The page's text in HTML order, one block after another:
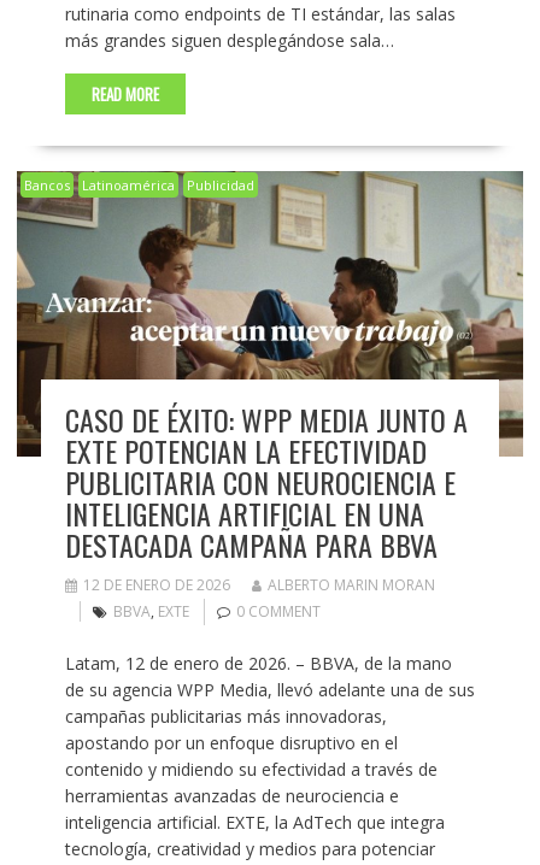
rutinaria como endpoints de TI estándar, las salas
más grandes siguen desplegándose sala…
READ MORE
Bancos Latinoamérica Publicidad
CASO DE ÉXITO: WPP MEDIA JUNTO A
EXTE POTENCIAN LA EFECTIVIDAD
PUBLICITARIA CON NEUROCIENCIA E
INTELIGENCIA ARTIFICIAL EN UNA
DESTACADA CAMPAÑA PARA BBVA
12 DE ENERO DE 2026
ALBERTO MARIN MORAN
BBVA, EXTE 0 COMMENT
Latam, 12 de enero de 2026. – BBVA, de la mano
de su agencia WPP Media, llevó adelante una de sus
campañas publicitarias más innovadoras,
apostando por un enfoque disruptivo en el
contenido y midiendo su efectividad a través de
herramientas avanzadas de neurociencia e
inteligencia artificial. EXTE, la AdTech que integra
tecnología, creatividad y medios para potenciar